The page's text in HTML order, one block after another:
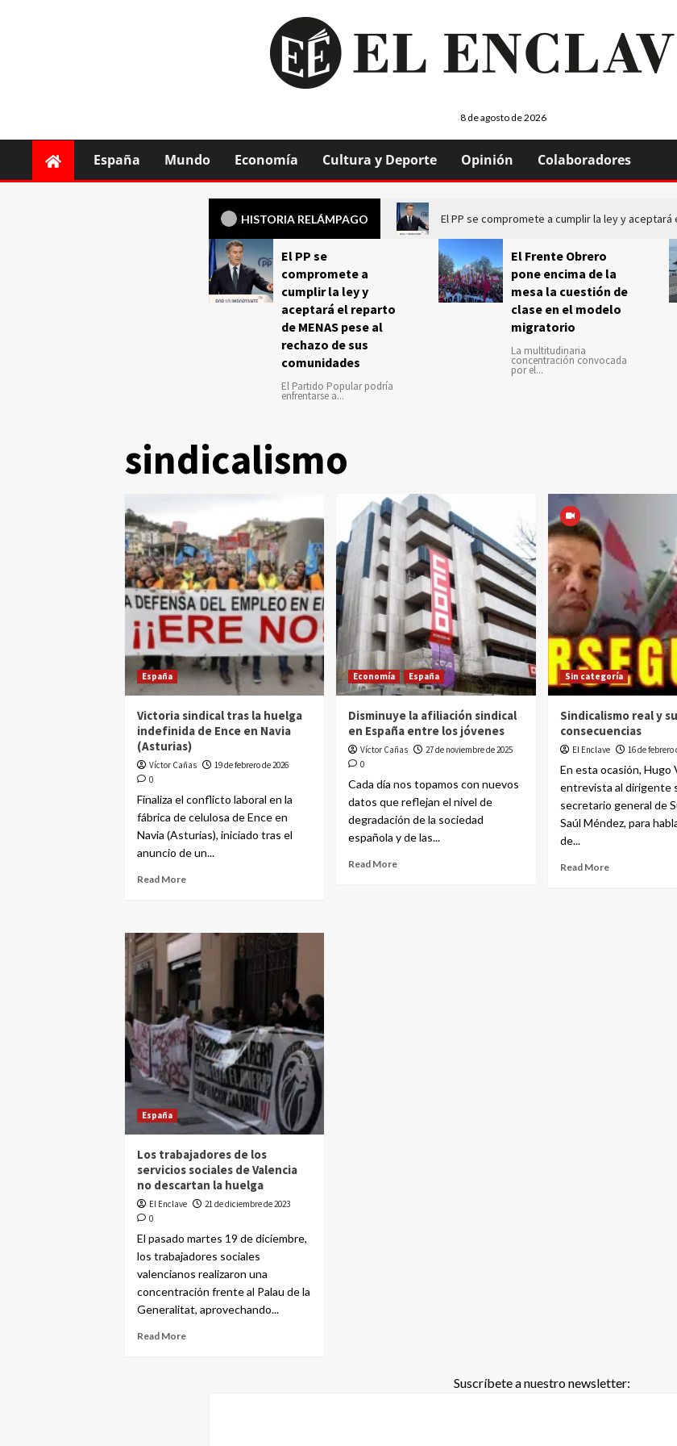
8 de agosto de 2026
España Mundo Economía Cultura y Deporte Opinión Colaboradores
HISTORIA RELÁMPAGO El PP se compromete a cumplir la ley y aceptará
El PP se
compromete a
cumplir la ley y
aceptará el reparto
de MENAS pese al
rechazo de sus
comunidades
El Partido Popular podría
enfrentarse a...
El Frente Obrero
pone encima de la
mesa la cuestión de
clase en el modelo
migratorio
La multitudinaria
concentración convocada
por el...
sindicalismo
España
Victoria sindical tras la huelga
indefinida de Ence en Navia
(Asturias)
Víctor Cañas
19 de febrero de 2026
0
Finaliza el conflicto laboral en la
fábrica de celulosa de Ence en
Navia (Asturias), iniciado tras el
anuncio de un...
Read More
Economía España
Disminuye la afiliación sindical
en España entre los jóvenes
Víctor Cañas
27 de noviembre de 2025
0
Cada día nos topamos con nuevos
datos que reflejan el nivel de
degradación de la sociedad
española y de las...
Read More
Sin categoría
Sindicalismo real y
consecuencias
El Enclave 16 de febrero
En esta ocasión, Hugo
entrevista al dirigente
secretario general de
Saúl Méndez, para
de...
Read More
España
Los trabajadores de los
servicios sociales de Valencia
no descartan la huelga
El Enclave
21 de diciembre de 2023
0
El pasado martes 19 de diciembre,
los trabajadores sociales
valencianos realizaron una
concentración frente al Palau de la
Generalitat, aprovechando...
Read More
Suscríbete a nuestro newsletter: